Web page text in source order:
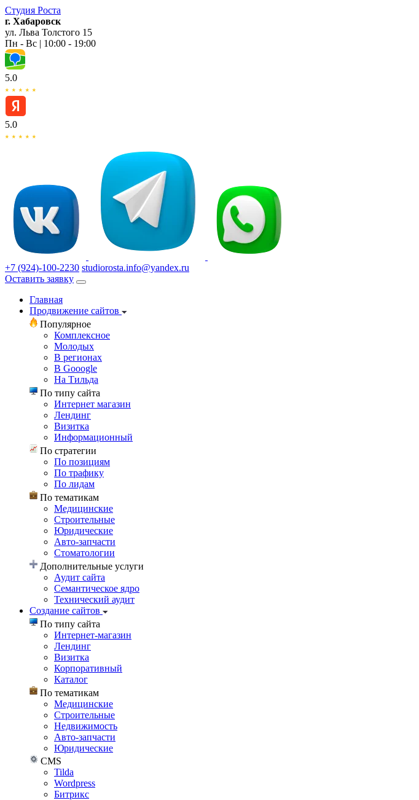
Студия Роста
г. Хабаровск
ул. Льва Толстого 15
Пн - Вс | 10:00 - 19:00
5.0
5.0
+7 (924)-100-2230 studiorosta.info@yandex.ru
Оставить заявку
Главная
Продвижение сайтов
Популярное
Комплексное
Молодых
В регионах
В Gooogle
На Тильда
По типу сайта
Интернет магазин
Лендинг
Визитка
Информационный
По стратегии
По позициям
По трафику
По лидам
По тематикам
Медицинские
Строительные
Юридические
Авто-запчасти
Стоматологии
Дополнительные услуги
Аудит сайта
Семантическое ядро
Технический аудит
Создание сайтов
По типу сайта
Интернет-магазин
Лендинг
Визитка
Корпоративный
Каталог
По тематикам
Медицинские
Строительные
Недвижимость
Авто-запчасти
Юридические
CMS
Tilda
Wordpress
Битрикс